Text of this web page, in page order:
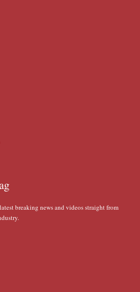
breaking news and videos straight from